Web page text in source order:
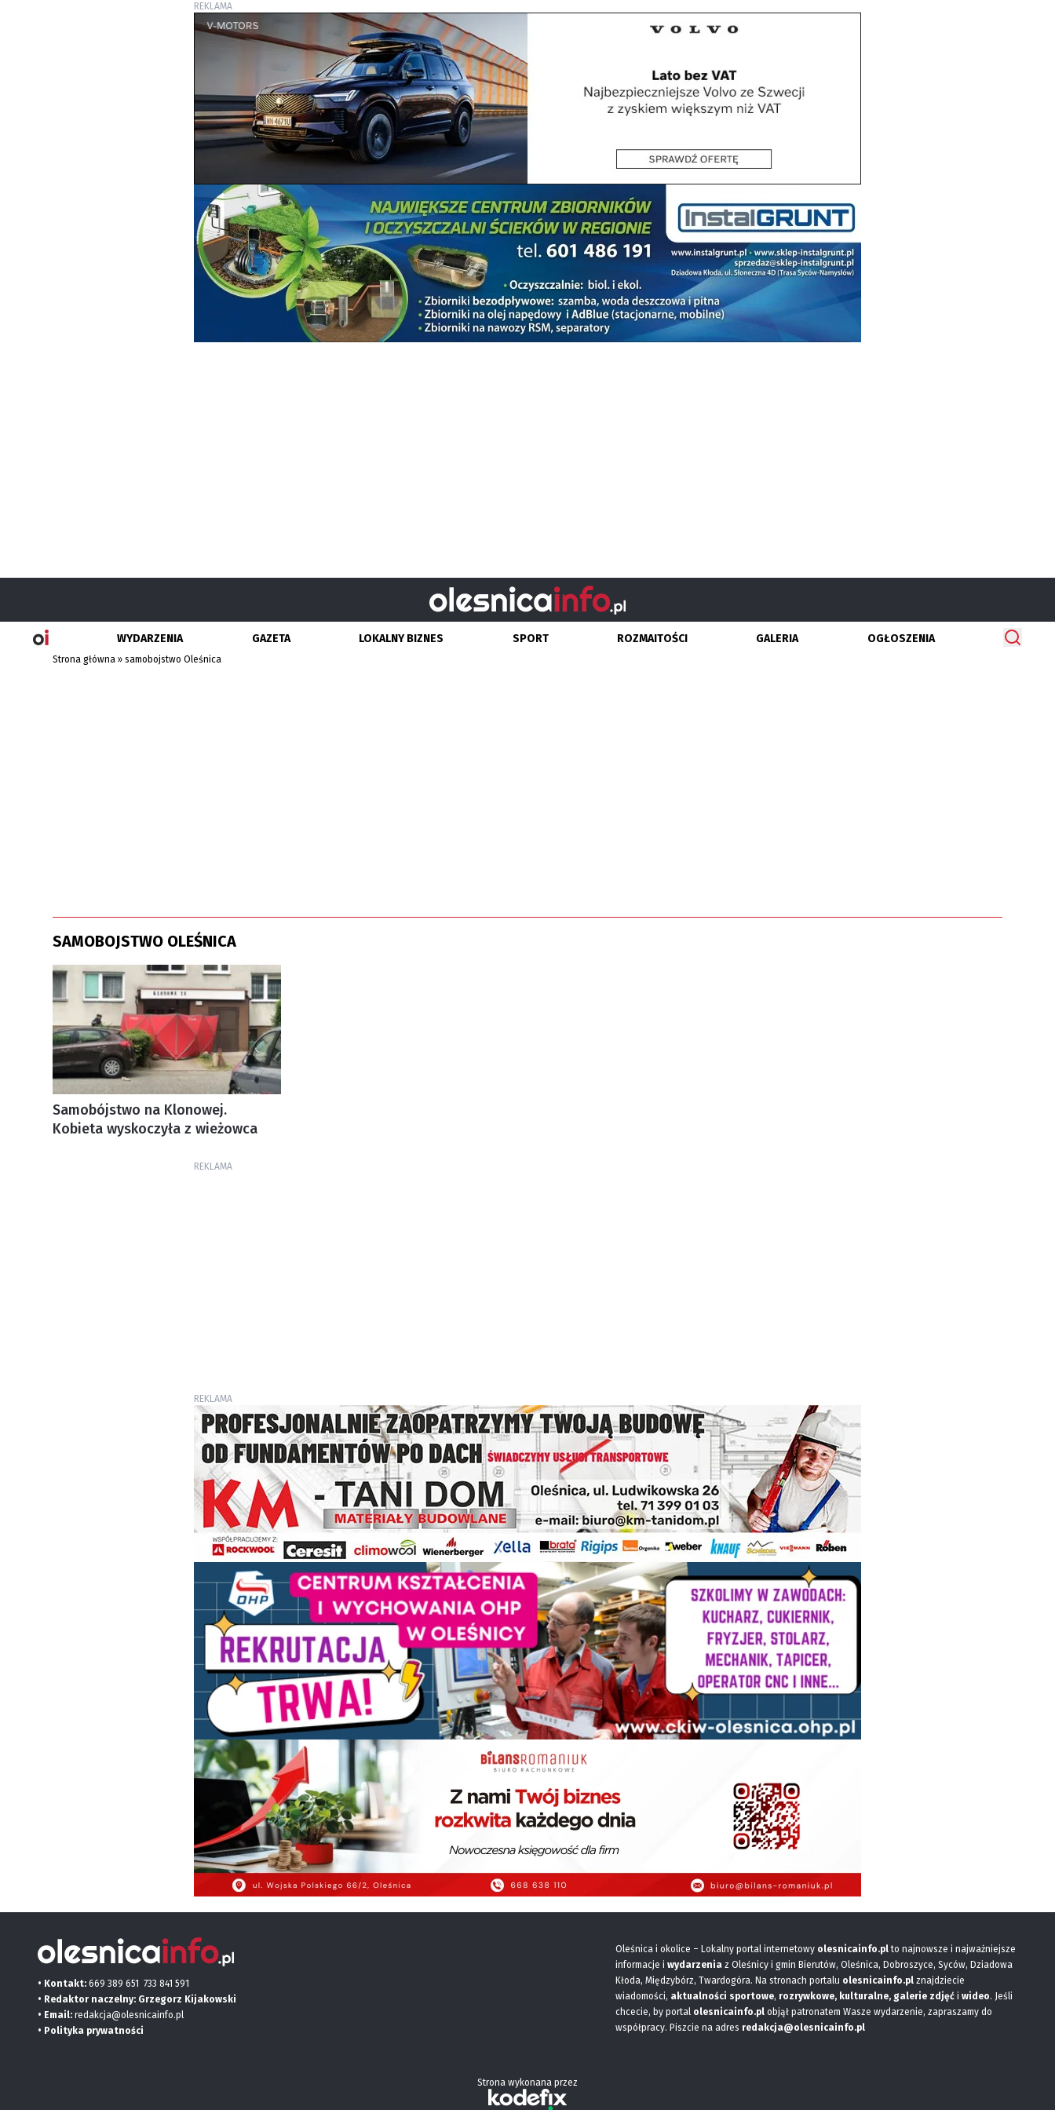
REKLAMA
WYDARZENIA GAZETA LOKALNY BIZNES SPORT ROZMAITOŚCI GALERIA OGŁOSZENIA
Strona główna »samobojstwo Oleśnica
SAMOBOJSTWO OLEŚNICA
Samobójstwo na Klonowej.
Kobieta wyskoczyła z wieżowca
REKLAMA
REKLAMA
• Kontakt: 669 389 651 733 841 591
• Redaktor naczelny: Grzegorz Kijakowski
• Email: redakcja@olesnicainfo.pl
• Polityka prywatności
Oleśnica i okolice – Lokalny portal internetowy olesnicainfo.plto najnowsze i najważniejsze
informacje i wydarzenia z Oleśnicy i gmin Bierutów, Oleśnica, Dobroszyce, Syców, Dziadowa
Kłoda, Międzybórz, Twardogóra. Na stronach portalu olesnicainfo.pl znajdziecie
wiadomości, aktualności sportowe, rozrywkowe, kulturalne, galerie zdjęć i wideo. Jeśli
chcecie, by portal olesnicainfo.pl objął patronatem Wasze wydarzenie, zapraszamy do
współpracy. Piszcie na adres redakcja@olesnicainfo.pl
Strona wykonana przez